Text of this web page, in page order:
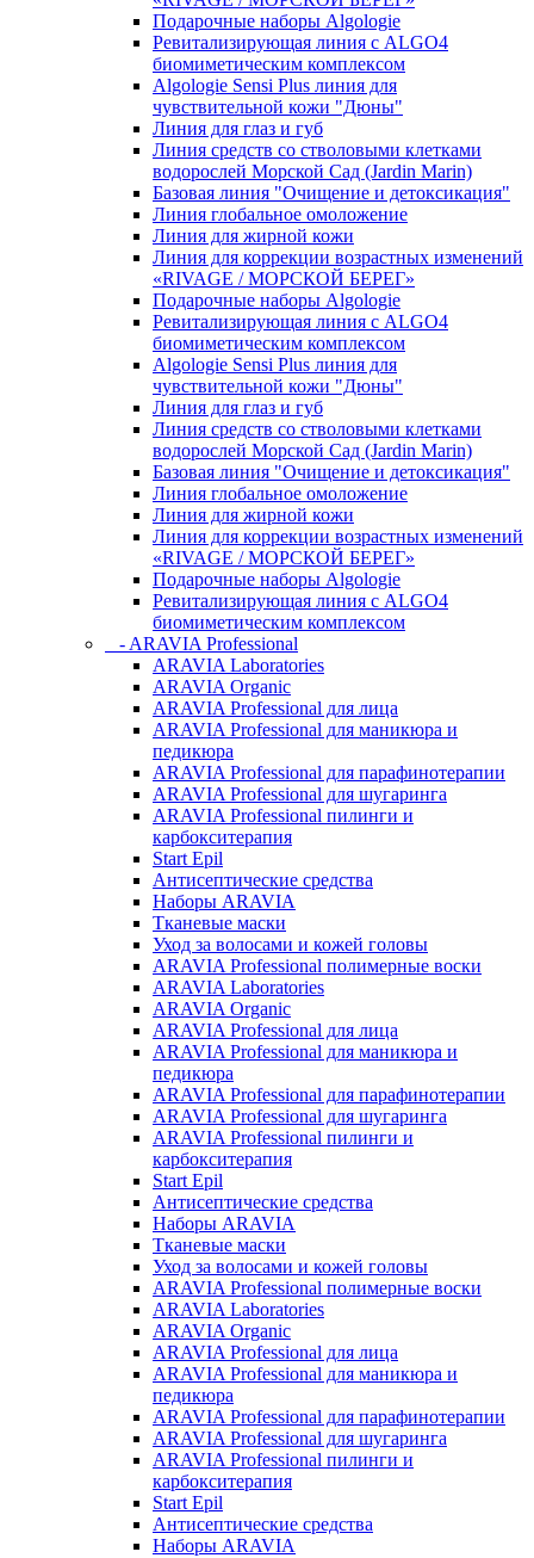
Подарочные наборы Algologie
Ревитализирующая линия с ALGO4
биомиметическим комплексом
Algologie Sensi Plus линия для
чувcтвительной кожи "Дюны"
Линия для глаз и губ
Линия средств со стволовыми клетками
водорослей Морской Сад (Jardin Marin)
Базовая линия "Очищение и детоксикация"
Линия глобальное омоложение
Линия для жирной кожи
Линия для коррекции возрастных изменений
«RIVAGE / МОРСКОЙ БЕРЕГ»
Подарочные наборы Algologie
Ревитализирующая линия с ALGO4
биомиметическим комплексом
Algologie Sensi Plus линия для
чувcтвительной кожи "Дюны"
Линия для глаз и губ
Линия средств со стволовыми клетками
водорослей Морской Сад (Jardin Marin)
Базовая линия "Очищение и детоксикация"
Линия глобальное омоложение
Линия для жирной кожи
Линия для коррекции возрастных изменений
«RIVAGE / МОРСКОЙ БЕРЕГ»
Подарочные наборы Algologie
Ревитализирующая линия с ALGO4
биомиметическим комплексом
- ARAVIA Professional
ARAVIA Laboratories
ARAVIA Organic
ARAVIA Professional для лица
ARAVIA Professional для маникюра и
педикюра
ARAVIA Professional для парафинотерапии
ARAVIA Professional для шугаринга
ARAVIA Professional пилинги и
карбокситерапия
Start Epil
Антисептические средства
Наборы ARAVIA
Тканевые маски
Уход за волосами и кожей головы
ARAVIA Professional полимерные воски
ARAVIA Laboratories
ARAVIA Organic
ARAVIA Professional для лица
ARAVIA Professional для маникюра и
педикюра
ARAVIA Professional для парафинотерапии
ARAVIA Professional для шугаринга
ARAVIA Professional пилинги и
карбокситерапия
Start Epil
Антисептические средства
Наборы ARAVIA
Тканевые маски
Уход за волосами и кожей головы
ARAVIA Professional полимерные воски
ARAVIA Laboratories
ARAVIA Organic
ARAVIA Professional для лица
ARAVIA Professional для маникюра и
педикюра
ARAVIA Professional для парафинотерапии
ARAVIA Professional для шугаринга
ARAVIA Professional пилинги и
карбокситерапия
Start Epil
Антисептические средства
Наборы ARAVIA